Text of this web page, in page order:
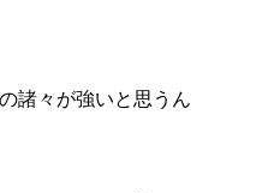
諸々が強いと思うん